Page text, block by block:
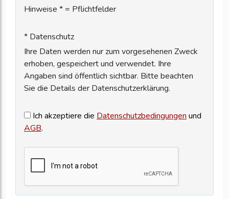
Hinweise * = Pflichtfelder
* Datenschutz
Ihre Daten werden nur zum vorgesehenen Zweck
erhoben, gespeichert und verwendet. Ihre
Angaben sind öffentlich sichtbar. Bitte beachten
Sie die Details der Datenschutzerklärung.
Ich akzeptiere die Datenschutzbedingungen und
AGB.